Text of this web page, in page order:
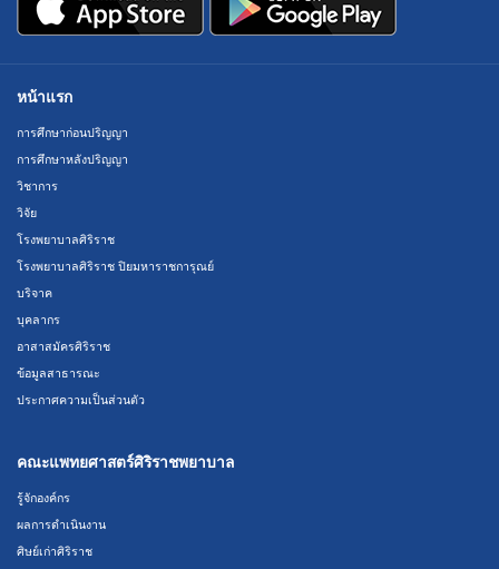
หน้าแรก
การศึกษาก่อนปริญญา
การศึกษาหลังปริญญา
วิชาการ
วิจัย
โรงพยาบาลศิริราช
โรงพยาบาลศิริราช ปิยมหาราชการุณย์
บริจาค
บุคลากร
อาสาสมัครศิริราช
ข้อมูลสาธารณะ
ประกาศความเป็นส่วนตัว
คณะแพทยศาสตร์ศิริราชพยาบาล
รู้จักองค์กร
ผลการดำเนินงาน
ศิษย์เก่าศิริราช